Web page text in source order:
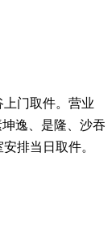
门取件。营业
逸、是隆、沙吞
排当日取件。